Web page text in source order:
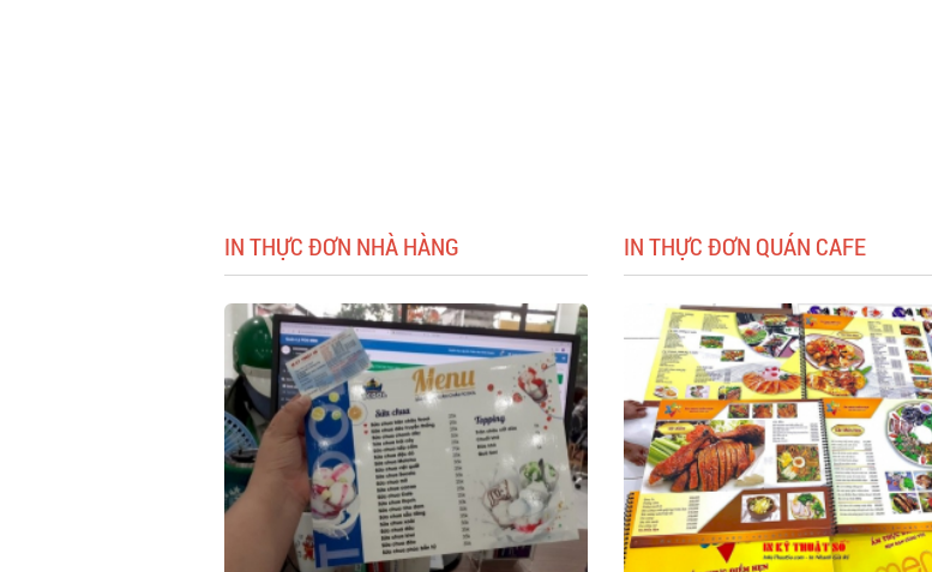
IN THỰC ĐƠN NHÀ HÀNG IN THỰC ĐƠN QUÁN CAFE